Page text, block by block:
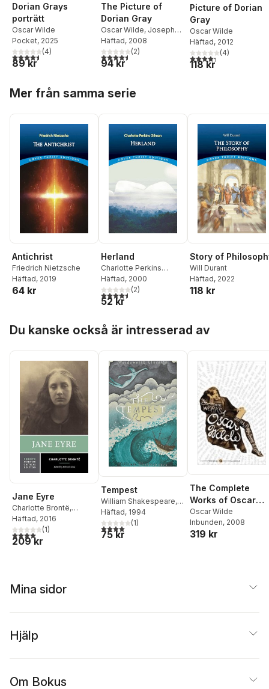
Dorian Grays
porträtt
Oscar Wilde
Pocket, 2025
4,5utav 5 stjärnor. Totalt antal röster:
(4)
89 kr
The Picture of
Dorian Gray
Oscar Wilde, Joseph
Bristow
Häftad, 2008
4,5utav 5 stjärnor. Totalt antal röster:
(2)
94 kr
Picture of Dorian
Gray
Oscar Wilde
Häftad, 2012
4,3utav 5 stjärnor.
(4)
118 kr
Mer från samma serie
Antichrist
Friedrich Nietzsche
Häftad, 2019
64 kr
Herland
Charlotte Perkins
Gilman
Häftad, 2000
4,5utav 5 stjärnor. Totalt antal röster:
(2)
52 kr
Story of
Will Durant
Häftad, 2022
118 kr
Du kanske också är intresserad av
Jane Eyre
Charlotte Brontë,
Deborah Lutz
Häftad, 2016
4,0utav 5 stjärnor. Totalt antal röster:
(1)
209 kr
Tempest
William Shakespeare,
Cedric Watts
Häftad, 1994
4,0utav 5 stjärnor. Totalt antal röster:
(1)
75 kr
The Complete
Works of Oscar
Wilde
Oscar Wilde
Inbunden, 2008
319 kr
Mina sidor
Hjälp
Om Bokus